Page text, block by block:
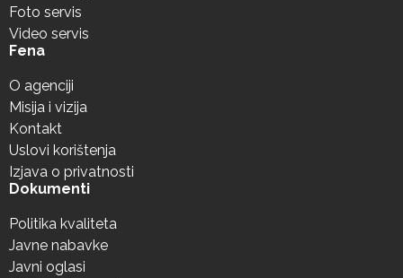
Foto servis
Video servis
Fena
O agenciji
Misija i vizija
Kontakt
Uslovi korištenja
Izjava o privatnosti
Dokumenti
Politika kvaliteta
Javne nabavke
Javni oglasi